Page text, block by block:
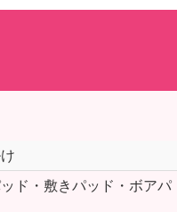
ド・敷きパッド・ボアパ